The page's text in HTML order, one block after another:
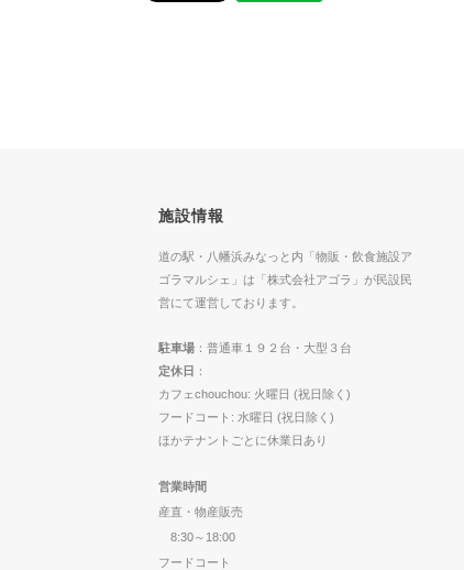
施設情報
道の駅・八幡浜みなっと内「物販・飲食施設ア
ゴラマルシェ」は「株式会社アゴラ」が民設民
営にて運営しております。
駐車場 ：普通車１９２台・大型３台
定休日 ：
カフェchouchou: 火曜日 (祝日除く)
フードコート: 水曜日 (祝日除く)
ほかテナントごとに休業日あり
営業時間
産直・物産販売
8:30～18:00
フードコート